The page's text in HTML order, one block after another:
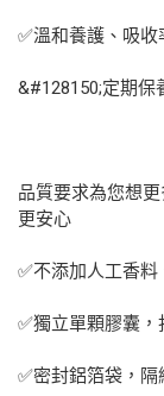
✅溫和養護、吸
&#128150;定期保
品質要求為您想
更安心
✅不添加人工香
✅獨立單顆膠囊
✅密封鋁箔袋，